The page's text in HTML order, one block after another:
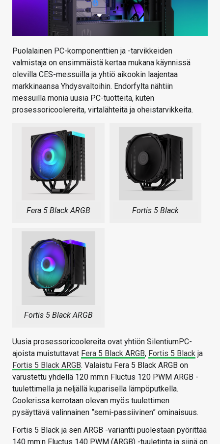
Puolalainen PC-komponenttien ja -tarvikkeiden
valmistaja on ensimmäistä kertaa mukana käynnissä
olevilla CES-messuilla ja yhtiö aikookin laajentaa
markkinaansa Yhdysvaltoihin. Endorfylta nähtiin
messuilla monia uusia PC-tuotteita, kuten
prosessoricoolereita, virtalähteitä ja oheistarvikkeita.
Fera 5 Black ARGB Fortis 5 Black
Fortis 5 Black ARGB
Uusia prosessoricoolereita ovat yhtiön SilentiumPC-
ajoista muistuttavat Fera 5 Black ARGB, Fortis 5 Black ja
Fortis 5 Black ARGB. Valaistu Fera 5 Black ARGB on
varustettu yhdellä 120 mm:n Fluctus 120 PWM ARGB -
tuulettimella ja neljällä kuparisella lämpöputkella.
Coolerissa kerrotaan olevan myös tuulettimen
pysäyttävä valinnainen ”semi-passiivinen” ominaisuus.
Fortis 5 Black ja sen ARGB -variantti puolestaan pyörittää
140 mm:n Fluctus 140 PWM (ARGB) -tuuletinta ja siinä on